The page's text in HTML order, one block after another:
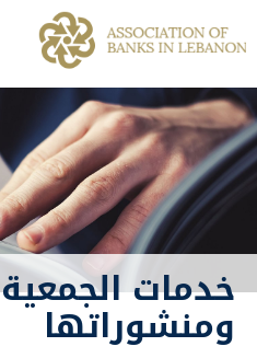
خدمات الجمعية
ومنشوراتها